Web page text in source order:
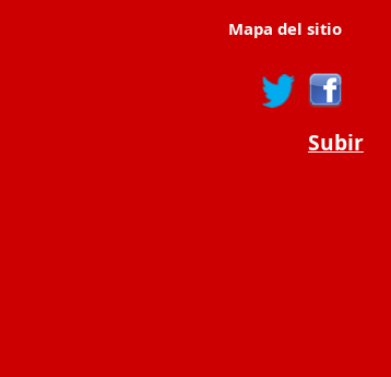
Mapa del sitio
Subir